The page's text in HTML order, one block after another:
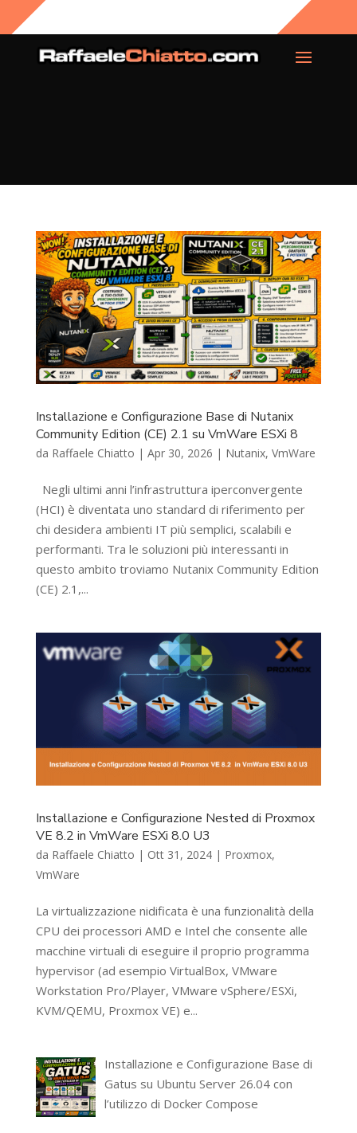
Installazione e Configurazione Base di Nutanix
Community Edition (CE) 2.1 su VmWare ESXi 8
da Raffaele Chiatto | Apr 30, 2026 | Nutanix, VmWare
Negli ultimi anni l’infrastruttura iperconvergente
(HCI) è diventata uno standard di riferimento per
chi desidera ambienti IT più semplici, scalabili e
performanti. Tra le soluzioni più interessanti in
questo ambito troviamo Nutanix Community Edition
(CE) 2.1,...
Installazione e Configurazione Nested di Proxmox
VE 8.2 in VmWare ESXi 8.0 U3
da Raffaele Chiatto | Ott 31, 2024| Proxmox,
VmWare
La virtualizzazione nidificata è una funzionalità della
CPU dei processori AMD e Intel che consente alle
macchine virtuali di eseguire il proprio programma
hypervisor (ad esempio VirtualBox, VMware
Workstation Pro/Player, VMware vSphere/ESXi,
KVM/QEMU, Proxmox VE) e...
Installazione e Configurazione Base di
Gatus su Ubuntu Server 26.04 con
l’utilizzo di Docker Compose